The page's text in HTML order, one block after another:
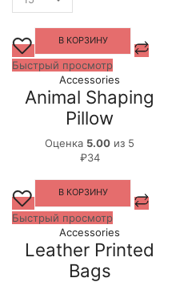
В КОРЗИНУ
Быстрый просмотр
Accessories
Animal Shaping
Pillow
Оценка 5.00 из 5
₽34
В КОРЗИНУ
Быстрый просмотр
Accessories
Leather Printed
Bags